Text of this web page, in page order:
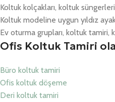
Koltuk kolçakları, koltuk
Koltuk modeline uygun yıldız
Ev oturma grupları, koltuk
Ofis Koltuk Tamiri
Büro koltuk tamiri
Ofis koltuk döşeme
Deri koltuk tamiri